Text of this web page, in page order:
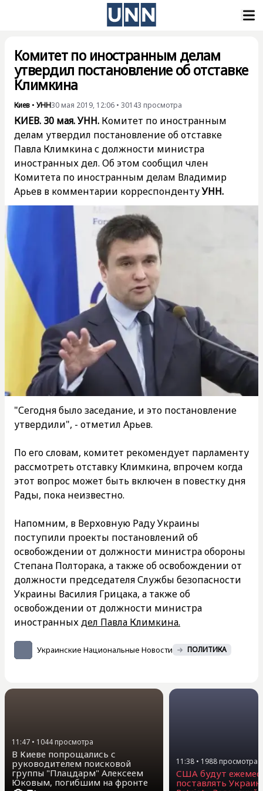
Комитет по иностранным делам
утвердил постановление об отставке
Климкина
Киев • УНН30 мая 2019, 12:06 • 30143 просмотра
КИЕВ. 30 мая. УНН. Комитет по иностранным
делам утвердил постановление об отставке
Павла Климкина с должности министра
иностранных дел. Об этом сообщил член
Комитета по иностранным делам Владимир
Арьев в комментарии корреспондентуУНН.
"Сегодня было заседание, и это постановление
утвердили", - отметил Арьев.
По его словам, комитет рекомендует парламенту
рассмотреть отставку Климкина, впрочем когда
этот вопрос может быть включен в повестку дня
Рады, пока неизвестно.
Напомним, в Верховную Раду Украины
поступили проекты постановлений об
освобождении от должности министра обороны
Степана Полторака, а также об освобождении от
должности председателя Службы безопасности
Украины Василия Грицака, а также об
освобождении от должности министра
иностранныхдел Павла Климкина.
Украинские Национальные Новости ПОЛИТИКА
11:47 • 1044просмотра
В Киеве попрощались с
руководителем поисковой
группы "Плацдарм" Алексеем
Юковым, погибшим на фронте
11:38 • 1988просмотра
США будут
поставлять